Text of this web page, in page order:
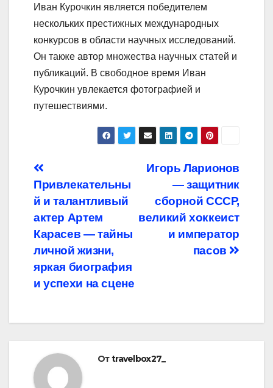
Иван Курочкин является победителем
нескольких престижных международных
конкурсов в области научных исследований.
Он также автор множества научных статей и
публикаций. В свободное время Иван
Курочкин увлекается фотографией и
путешествиями.
Навигация
по
записям
Игорь Ларионов
— защитник
сборной СССР,
великий хоккеист
и император
пасов
Привлекательны
й и талантливый
актер Артем
Карасев — тайны
личной жизни,
яркая биография
и успехи на сцене
Отtravelbox27_